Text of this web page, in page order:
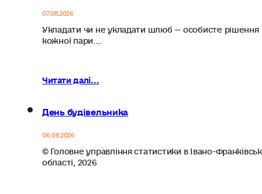
07.08.2026
Укладати чи не укладати шлюб — особисте рішення
кожної пари.…
Читати далі...
День будівельника
06.08.2026
© Головне управління статистики в Івано-
області, 2026